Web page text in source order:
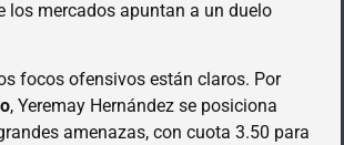
los mercados apuntan a un duelo
focos ofensivos están claros. Por
, Yeremay Hernández se posiciona
amenazas, con cuota 3.50 para